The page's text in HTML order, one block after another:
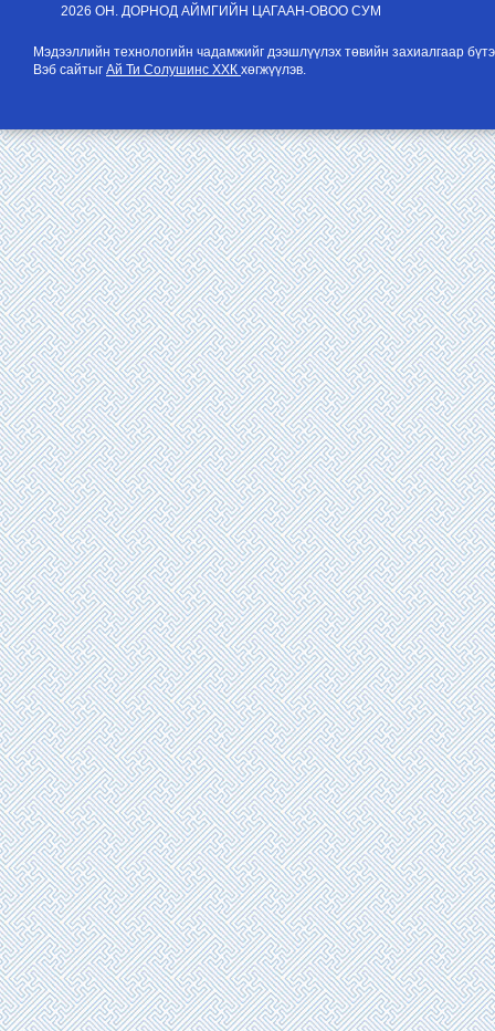
2026 ОН. ДОРНОД АЙМГИЙН ЦАГААН-ОВОО СУМ
Мэдээллийн технологийн чадамжийг дээшлүүлэх төвийн захиалгаар
Вэб сайтыг Ай Ти Солушинс ХХК хөгжүүлэв.